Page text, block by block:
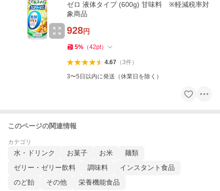
ゼロ 液体タイプ (600g) 甘味料 ※軽減税率対
象商品
928円
5% （42pt）
4.67（3件）
3〜5日以内に発送（休業日を除く）
このページの関連情報
カテゴリ
水・ドリンク お菓子 お米
麺類
ゼリー・ゼリー飲料
調味料
インスタント食品
のど飴
その他 栄養機能食品